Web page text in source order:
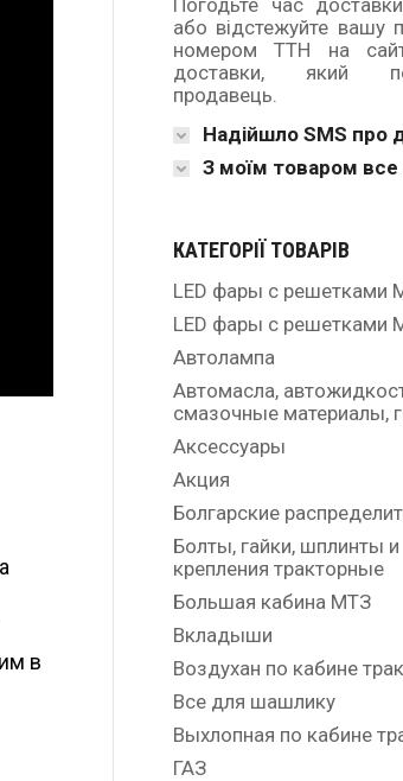
в
Погодьте час
або відстежуйте вашу
номером ТТН на
доставки, який
продавець.
Надійшло SMS про
З моїм товаром все
КАТЕГОРІЇ ТОВАРІВ
LED фары с решетками
LED фары с решетками
Автолампа
Автомасла,
смазочные материалы,
Аксессуары
Акция
Болгарские
Болты, гайки, шплинты и
крепления тракторные
Большая кабина МТЗ
Вкладыши
Воздухан по кабине
Все для шашлику
Выхлопная по кабине
ГАЗ